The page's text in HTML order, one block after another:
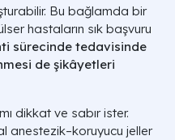
Bu bağlamda bir
hastaların sık başvuru
sürecinde tedavisinde
de şikâyetleri
dikkat ve sabır ister.
anestezik–koruyucu jeller